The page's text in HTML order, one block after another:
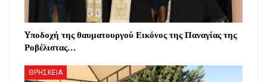
Yποδοχή της θαυματουργού Εικόνος της Παναγίας της
Ροβέλιστας…
ΘΡΗΣΚΕΙΑ